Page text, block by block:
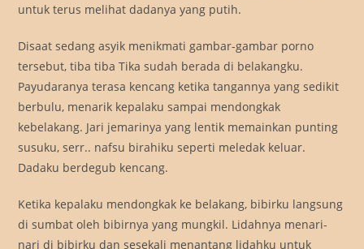
untuk terus melihat dadanya yang putih.
Disaat sedang asyik menikmati gambar-gambar porno
tersebut, tiba tiba Tika sudah berada di belakangku.
Payudaranya terasa kencang ketika tangannya yang sedikit
berbulu, menarik kepalaku sampai mendongkak
kebelakang. Jari jemarinya yang lentik memainkan punting
susuku, serr.. nafsu birahiku seperti meledak keluar.
Dadaku berdegub kencang.
Ketika kepalaku mendongkak ke belakang, bibirku langsung
di sumbat oleh bibirnya yang mungkil. Lidahnya menari-
nari di bibirku dan sesekali menantang lidahku untuk